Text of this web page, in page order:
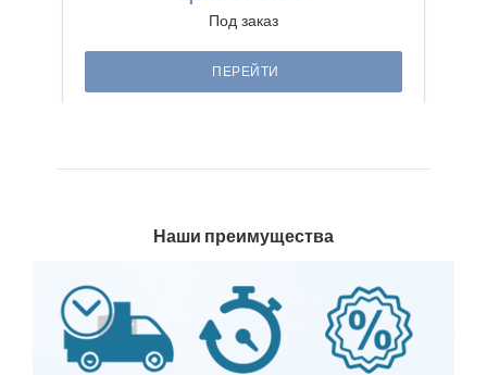
Под заказ
ПЕРЕЙТИ
Наши преимущества